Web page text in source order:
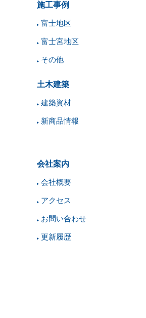
施工事例
富士地区
富士宮地区
その他
土木建築
建築資材
新商品情報
会社案内
会社概要
アクセス
お問い合わせ
更新履歴